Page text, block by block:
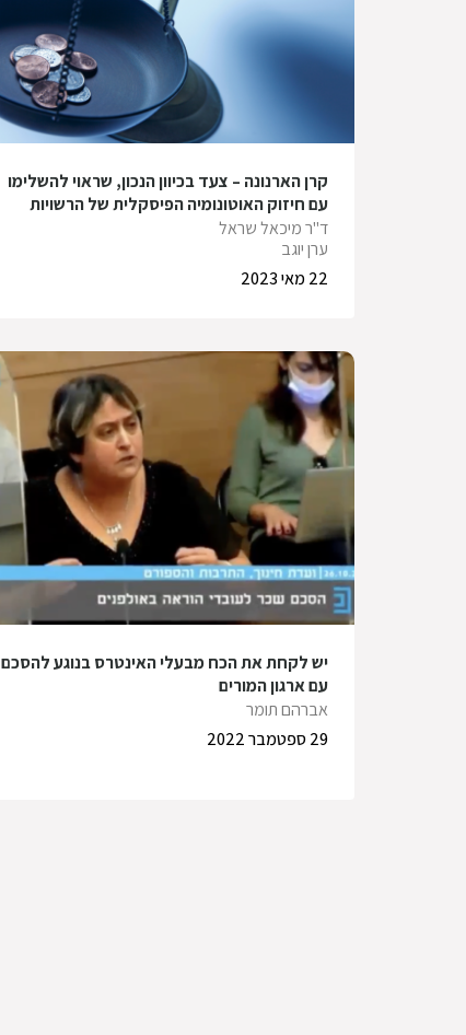
קרן הארנונה – צעד בכיוון הנכון, שראוי להשלימו
עם חיזוק האוטונומיה הפיסקלית של הרשויות
המקומיות
ד"ר מיכאל שראל
ערן יוגב
22 מאי 2023
יש לקחת את הכח מבעלי האינטרס בנוגע להסכם
עם ארגון המורים
אברהם תומר
29 ספטמבר 2022